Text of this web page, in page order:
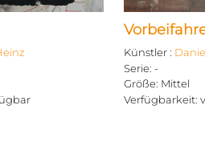
Künstler:
Serie:-
Größe: Mittel
Verfügbarkeit: